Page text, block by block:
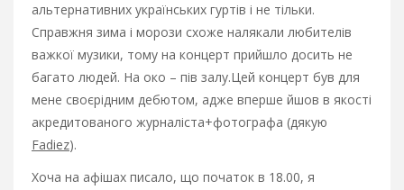
альтернативних українських гуртів і не тільки.
Справжня зима і морози схоже налякали любителів
важкої музики, тому на концерт прийшло досить не
багато людей. На око – пів залу.Цей концерт був для
мене своєрідним дебютом, адже вперше йшов в якості
акредитованого журналіста+фотографа (дякую
Fadiez).
Хоча на афішах писало, що початок в 18.00, я